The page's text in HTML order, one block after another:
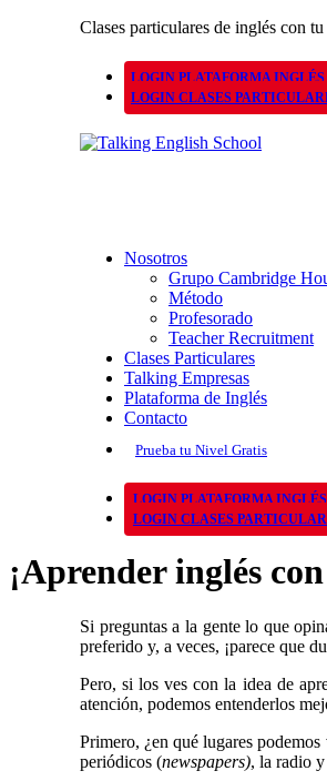
Clases particulares de inglés con
LOGIN PLATAFORMA INGLÉS
LOGIN CLASES
Nosotros
Grupo Cambridge
Método
Profesorado
Teacher Recruitment
Clases Particulares
Talking Empresas
Plataforma de Inglés
Contacto
Prueba tu Nivel Gratis
LOGIN PLATAFORMA INGLÉS
LOGIN CLASES
¡Aprender inglés
Si preguntas a la gente lo que
preferido y, a veces, ¡parece que
Pero, si los ves con la idea de
atención, podemos entenderlos
Primero, ¿en qué lugares
periódicos (newspapers), la radio